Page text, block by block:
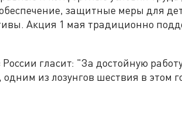
защитные меры для
Акция 1 мая традиционно
гласит: "За достойную
из лозунгов шествия в этом